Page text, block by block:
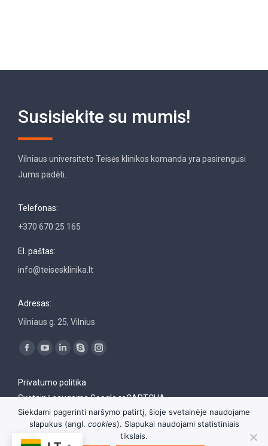
Susisiekite su mumis!
Vilniaus universiteto Teisės klinikos komanda yra pasirengusi
Jums padėti.
Telefonas:
+370 670 25 165
El. paštas:
info@teisesklinika.lt
Adresas:
Vilniaus g. 25, Vilnius
Find us on:
opens
new
opens
new
Linkedin
opens
new
Skype
opens
new
Instagram
new
window
Privatumo politika
Svetainė saugoma Google reCAPTCHA
Siekdami pagerinti naršymo patirtį, šioje svetainėje naudojame
slapukus (angl. cookies). Slapukai naudojami statistiniais
tikslais.